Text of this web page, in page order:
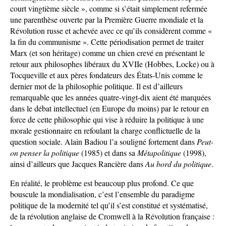
court vingtième siècle », comme si s’était simplement refermée
une parenthèse ouverte par la Première Guerre mondiale et la
Révolution russe et achevée avec ce qu’ils considèrent comme «
la fin du communisme ». Cette périodisation permet de traiter
Marx (et son héritage) comme un chien crevé en présentant le
retour aux philosophes libéraux du XVIIe (Hobbes, Locke) ou à
Tocqueville et aux pères fondateurs des États-Unis comme le
dernier mot de la philosophie politique. Il est d’ailleurs
remarquable que les années quatre-vingt-dix aient été marquées
dans le débat intellectuel (en Europe du moins) par le retour en
force de cette philosophie qui vise à réduire la politique à une
morale gestionnaire en refoulant la charge conflictuelle de la
question sociale. Alain Badiou l’a souligné fortement dans Peut-
on penser la politique(1985) et dans sa Métapolitique(1998),
ainsi d’ailleurs que Jacques Rancière dansAubord du politique.
En réalité, le problème est beaucoup plus profond. Ce que
bouscule la mondialisation, c’est l’ensemble du paradigme
politique de la modernité tel qu’il s’est constitué et systématisé,
de la révolution anglaise de Cromwell à la Révolution française :